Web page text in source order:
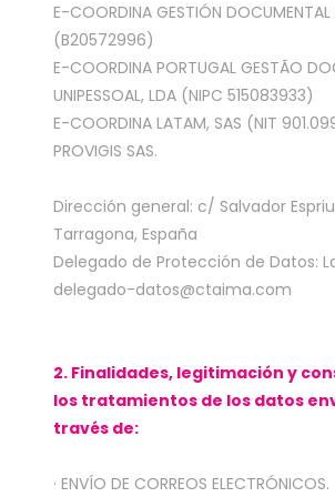
E-COORDINA GESTIÓN DOCUMENTAL
(B20572996)
E-COORDINA PORTUGAL GESTÃO
UNIPESSOAL, LDA (NIPC 515083933)
E-COORDINA LATAM, SAS (NIT
PROVIGIS SAS.
Dirección general: c/ Salvador
Tarragona, España
Delegado de Protección de Datos:
delegado-datos@ctaima.com
2. Finalidades, legitimación y
los tratamientos de los datos
través de:
· ENVÍO DE CORREOS ELECTRÓNICOS.